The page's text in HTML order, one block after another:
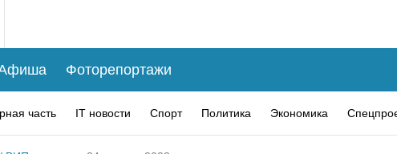
Фоторепортажи
часть IT новости Спорт Политика Экономика